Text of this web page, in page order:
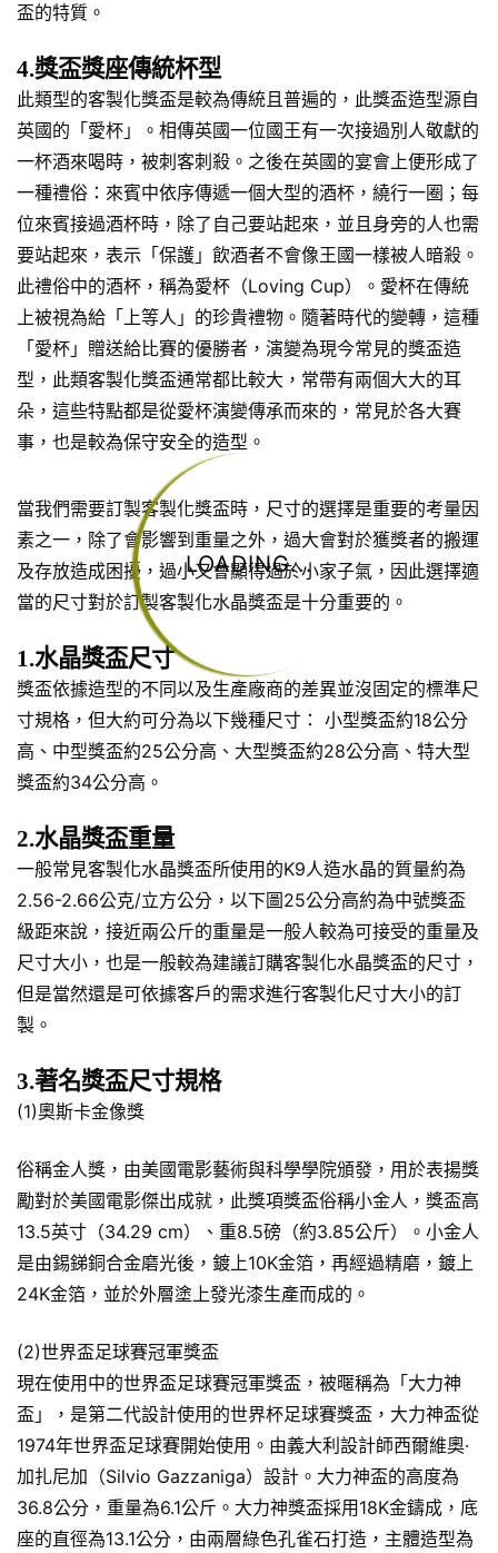
LOADING...
盃的特質。
4.獎盃獎座傳統杯型
此類型的客製化獎盃是較為傳統且普遍的，此獎盃造型源自
英國的「愛杯」。相傳英國一位國王有一次接過別人敬獻的
一杯酒來喝時，被刺客刺殺。之後在英國的宴會上便形成了
一種禮俗：來賓中依序傳遞一個大型的酒杯，繞行一圈；每
位來賓接過酒杯時，除了自己要站起來，並且身旁的人也需
要站起來，表示「保護」飲酒者不會像王國一樣被人暗殺。
此禮俗中的酒杯，稱為愛杯（Loving Cup）。愛杯在傳統
上被視為給「上等人」的珍貴禮物。隨著時代的變轉，這種
「愛杯」贈送給比賽的優勝者，演變為現今常見的獎盃造
型，此類客製化獎盃通常都比較大，常帶有兩個大大的耳
朵，這些特點都是從愛杯演變傳承而來的，常見於各大賽
事，也是較為保守安全的造型。
當我們需要訂製客製化獎盃時，尺寸的選擇是重要的考量因
素之一，除了會影響到重量之外，過大會對於獲獎者的搬運
及存放造成困擾，過小又會顯得過於小家子氣，因此選擇適
當的尺寸對於訂製客製化水晶獎盃是十分重要的。
1.水晶獎盃尺寸
獎盃依據造型的不同以及生產廠商的差異並沒固定的標準尺
寸規格，但大約可分為以下幾種尺寸： 小型獎盃約18公分
高、中型獎盃約25公分高、大型獎盃約28公分高、特大型
獎盃約34公分高。
2.水晶獎盃重量
一般常見客製化水晶獎盃所使用的K9人造水晶的質量約為
2.56-2.66公克/立方公分，以下圖25公分高約為中號獎盃
級距來說，接近兩公斤的重量是一般人較為可接受的重量及
尺寸大小，也是一般較為建議訂購客製化水晶獎盃的尺寸，
但是當然還是可依據客戶的需求進行客製化尺寸大小的訂
製。
3.著名獎盃尺寸規格
(1)奧斯卡金像獎
俗稱金人獎，由美國電影藝術與科學學院頒發，用於表揚獎
勵對於美國電影傑出成就，此獎項獎盃俗稱小金人，獎盃高
13.5英寸（34.29 cm）、重8.5磅（約3.85公斤）。小金人
是由錫銻銅合金磨光後，鍍上10K金箔，再經過精磨，鍍上
24K金箔，並於外層塗上發光漆生產而成的。
(2)世界盃足球賽冠軍獎盃
現在使用中的世界盃足球賽冠軍獎盃，被暱稱為「大力神
盃」，是第二代設計使用的世界杯足球賽獎盃，大力神盃從
1974年世界盃足球賽開始使用。由義大利設計師西爾維奧·
加扎尼加（Silvio Gazzaniga）設計。大力神盃的高度為
36.8公分，重量為6.1公斤。大力神獎盃採用18K金鑄成，底
座的直徑為13.1公分，由兩層綠色孔雀石打造，主體造型為